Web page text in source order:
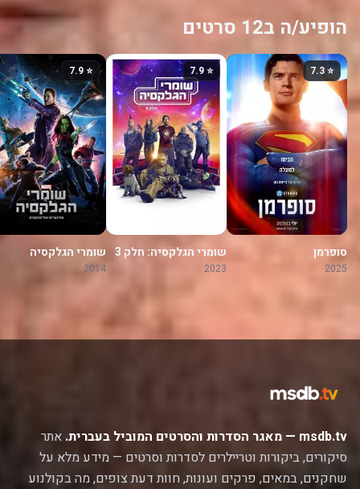
הופיע/ה ב12 סרטים
⭐ 7.3
סופרמן
2025
⭐ 7.9
שומרי הגלקסיה: חלק 3
2023
⭐ 7.9
שומרי הגלקסיה
2014
msdb.tv — מאגר הסדרות והסרטים המוביל בעברית.
אתר
סיקורים, ביקורות וטריילרים לסדרות וסרטים — מידע מלא על
שחקנים, במאים, פרקים ועונות, חוות דעת צופים, מה בקולנוע